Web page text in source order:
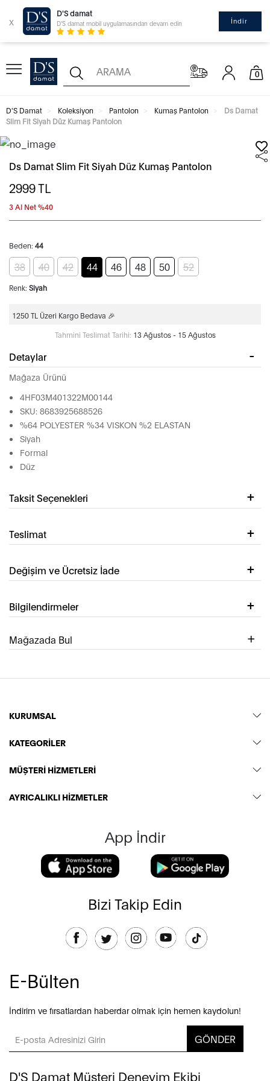
x
D'S damat
D'S damat mobil uygulamasından devam edin İndir
0
D'S Damat Koleksiyon Pantolon Kumaş Pantolon
Ds Damat
Slim Fit Siyah Düz Kumaş Pantolon
Ds Damat Slim Fit Siyah Düz Kumaş Pantolon
2999TL
3 Al Net %40
Beden: 44
38 40 42 44 46 48 50 52
Renk: Siyah
1250 TL Üzeri Kargo Bedava 🎉
Tahmini Teslimat Tarihi: 13 Ağustos - 15 Ağustos
Detaylar
Mağaza Ürünü
4HF03M401322M00144
SKU: 8683925688526
%64 POLYESTER %34 VISKON %2 ELASTAN
Siyah
Formal
Düz
Taksit Seçenekleri
Teslimat
Değişim ve Ücretsiz İade
Bilgilendirmeler
Mağazada Bul
KURUMSAL
KATEGORİLER
MÜŞTERİ HİZMETLERİ
AYRICALIKLI HİZMETLER
App İndir
Bizi Takip Edin
E-Bülten
İndirim ve fırsatlardan haberdar olmak için hemen kaydolun!
GÖNDER
D'S Damat Müşteri Deneyim Ekibi